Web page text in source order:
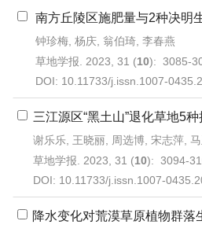
南方丘陵区施肥量与2种决明
钟珍梅, 杨庆, 翁伯琦, 李春燕
草地学报. 2023, 31 (10): 3085-
DOI: 10.11733/j.issn.1007-
三江源区“黑土山”退化草地5
谢乐乐, 王晓丽, 周选博, 宋志萍,
草地学报. 2023, 31 (10): 3094-
DOI: 10.11733/j.issn.1007-
降水变化对荒漠草原植物群落